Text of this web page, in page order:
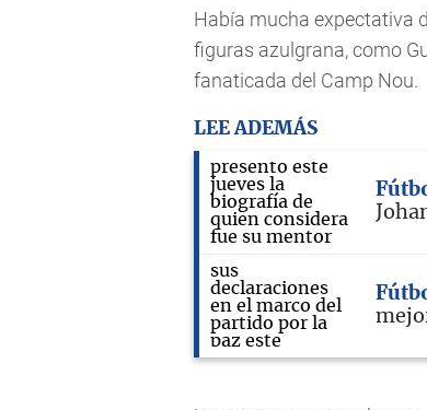
Había mucha expectativa
figuras azulgrana, como
fanaticada del Camp Nou.
LEE ADEMÁS